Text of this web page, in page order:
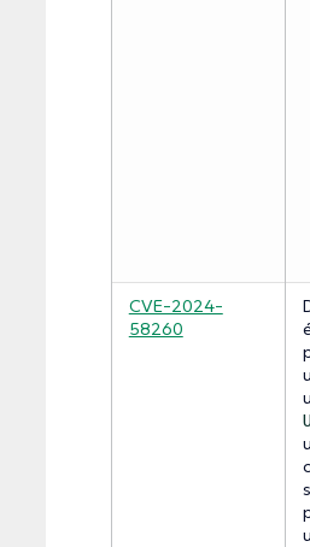
CVE-2024-
58260